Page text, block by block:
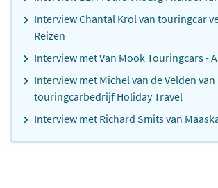
Interview Chantal Krol van touringcar
Reizen
Interview met Van Mook Touringcars -
Interview met Michel van de Velden van
touringcarbedrijf Holiday Travel
Interview met Richard Smits van